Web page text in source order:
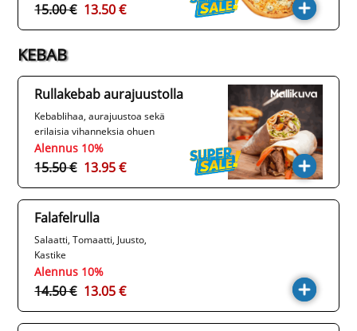
15.00 € 13.50 €
KEBAB
Rullakebab aurajuustolla
Kebablihaa, aurajuustoa sekä
erilaisia vihanneksia ohuen
leipärullan sisällä.
Alennus 10%
15.50 € 13.95 €
Falafelrulla
Salaatti, Tomaatti, Juusto,
Kastike
Alennus 10%
14.50 € 13.05 €